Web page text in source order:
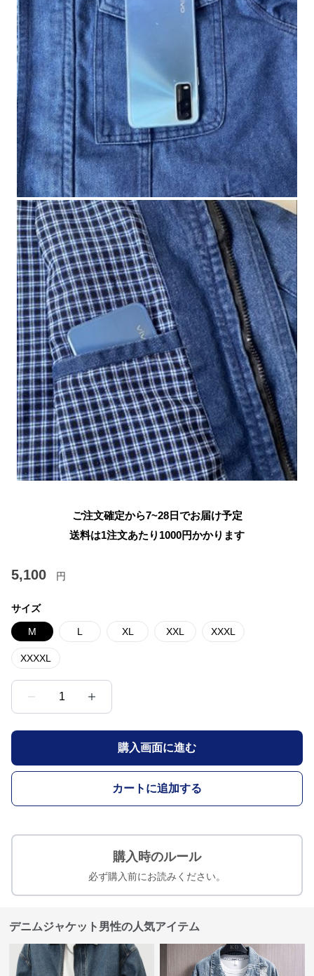
ご注文確定から7~28日でお届け予定
送料は1注文あたり 1000円かかります
5,100 円
サイズ
M L XL XXL XXXL
XXXXL
1
購入画面に進む
カートに追加する
購入時のルール
必ず購入前にお読みください。
デニムジャケット男性の人気アイテム